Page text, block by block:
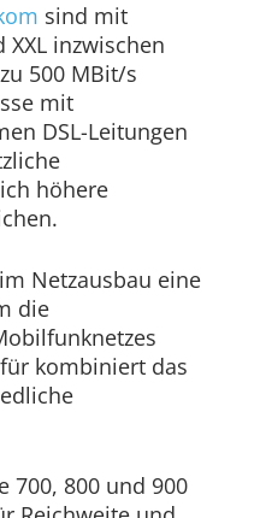
sind mit
inzwischen
500 MBit/s
mit
DSL-Leitungen
höhere
Netzausbau eine
die
kombiniert das
700, 800 und 900